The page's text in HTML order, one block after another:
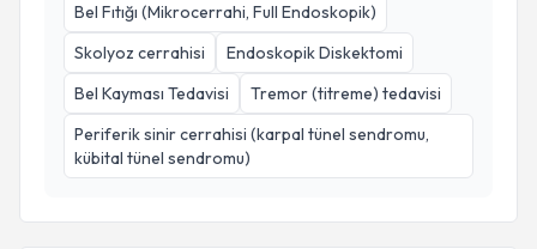
Bel Fıtığı (Mikrocerrahi, Full Endoskopik)
Skolyoz cerrahisi
Endoskopik Diskektomi
Bel Kayması Tedavisi
Tremor (titreme) tedavisi
Periferik sinir cerrahisi (karpal tünel sendromu,
kübital tünel sendromu)